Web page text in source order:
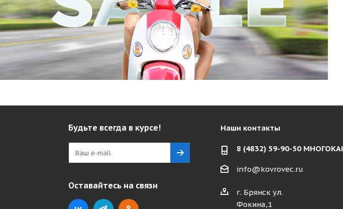
Будьте всегда в курсе!
Оставайтесь на связи
Наши контакты
8 (4832) 59-90-50
info@kovrovec.ru
г. Брянск ул.
Фокина,1